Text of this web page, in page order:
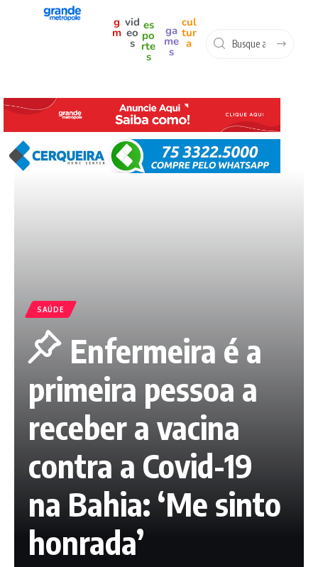
g
m
vid
eo
s
es
po
rte
s
ga
me
s
cul
tur
a
SAÚDE
Enfermeira é a
primeira pessoa a
receber a vacina
contra a Covid-19
na Bahia: ‘Me sinto
honrada’